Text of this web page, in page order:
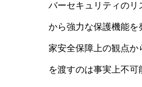
バーセキュリティの
から強力な保護機能を
家安全保障上の観点
を渡すのは事実上不可